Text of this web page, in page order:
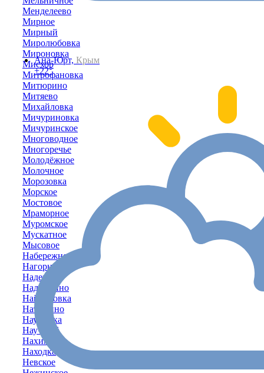
Ана-Юрт, Крым
+22°
Менделеево
Мирное
Мирный
Миролюбовка
Мироновка
Мисхор
Митрофановка
Митюрино
Митяево
Михайловка
Мичуриновка
Мичуринское
Многоводное
Многоречье
Молодёжное
Молочное
Морозовка
Морское
Мостовое
Мраморное
Муромское
Мускатное
Мысовое
Набережное
Нагорное
Надежда
Надеждино
Найдёновка
Наташино
Наумовка
Научный
Нахимово
Находка
Невское